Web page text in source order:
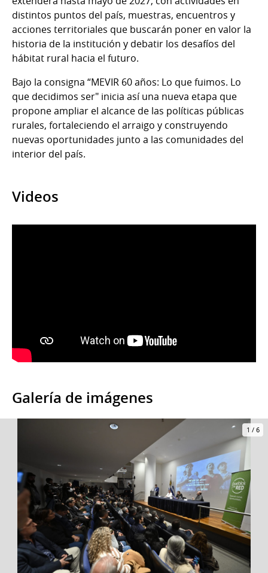
distintos puntos del país, muestras, encuentros y
acciones territoriales que buscarán poner en valor la
historia de la institución y debatir los desafíos del
hábitat rural hacia el futuro.
Bajo la consigna “MEVIR 60 años: Lo que fuimos. Lo
que decidimos ser" inicia así una nueva etapa que
propone ampliar el alcance de las políticas públicas
rurales, fortaleciendo el arraigo y construyendo
nuevas oportunidades junto a las comunidades del
interior del país.
Videos
Galería de imágenes
1 / 6